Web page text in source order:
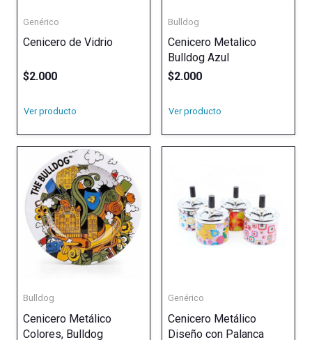
Genérico
Cenicero de Vidrio
$2.000
Ver producto
Bulldog
Cenicero Metalico
Bulldog Azul
$2.000
Ver producto
Bulldog
Cenicero Metálico
Colores, Bulldog
Genérico
Cenicero Metálico
Diseño con Palanca